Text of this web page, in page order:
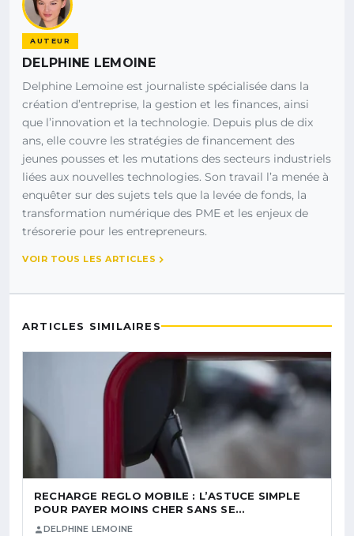
AUTEUR
DELPHINE LEMOINE
Delphine Lemoine est journaliste spécialisée dans la
création d’entreprise, la gestion et les finances, ainsi
que l’innovation et la technologie. Depuis plus de dix
ans, elle couvre les stratégies de financement des
jeunes pousses et les mutations des secteurs industriels
liées aux nouvelles technologies. Son travail l’a menée à
enquêter sur des sujets tels que la levée de fonds, la
transformation numérique des PME et les enjeux de
trésorerie pour les entrepreneurs.
VOIR TOUS LES ARTICLES
ARTICLES SIMILAIRES
RECHARGE REGLO MOBILE : L’ASTUCE SIMPLE
POUR PAYER MOINS CHER SANS SE…
DELPHINE LEMOINE